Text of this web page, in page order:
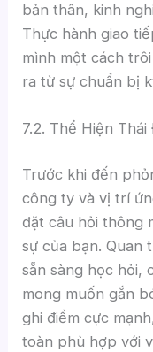
bản thân, kinh
Thực hành giao
mình một cách
ra từ sự chuẩn bị
7.2. Thể Hiện
Trước khi đến
công ty và vị trí
đặt câu hỏi thông
sự của bạn. Quan
sẵn sàng học hỏi,
mong muốn gắn
ghi điểm cực
toàn phù hợp với